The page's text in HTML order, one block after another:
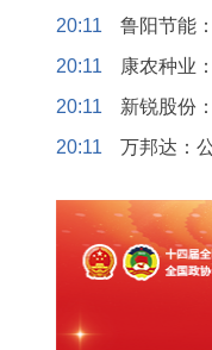
20:11
鲁阳节能
20:11
康农种业
20:11
新锐股份
20:11
万邦达：